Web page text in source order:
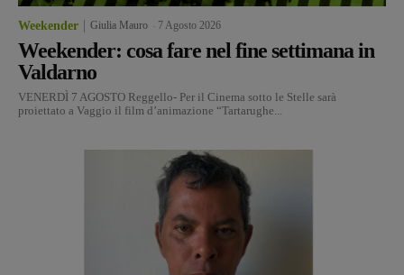
Weekender Giulia Mauro 7 Agosto 2026
Weekender: cosa fare nel fine settimana in
Valdarno
VENERDÌ 7 AGOSTO Reggello- Per il Cinema sotto le Stelle sarà
proiettato a Vaggio il film d’animazione “Tartarughe...